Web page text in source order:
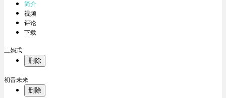
简介
视频
评论
下载
三妈式
删除
初音未来
删除